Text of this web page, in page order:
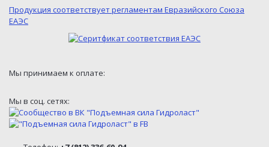
Продукция соответствует регламентам Евразийского Союза
ЕАЭС
Мы принимаем к оплате:
Мы в соц. сетях: